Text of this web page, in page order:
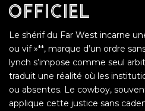
officiel
Le shérif du Far West incarne
ou vif »**, marque d’un ordre
lynch s’impose comme seul
traduit une réalité où les
ou absentes. Le cowboy,
applique cette justice sans